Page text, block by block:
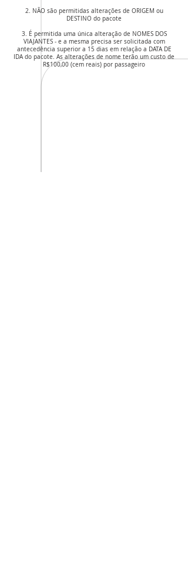
2. NÃO são permitidas alterações de ORIGEM ou
DESTINO do pacote
3. É permitida uma única alteração de NOMES DOS
VIAJANTES - e a mesma precisa ser solicitada com
antecedência superior a 15 dias em relação a DATA DE
IDA do pacote. As alterações de nome terão um custo de
R$100,00 (cem reais) por passageiro